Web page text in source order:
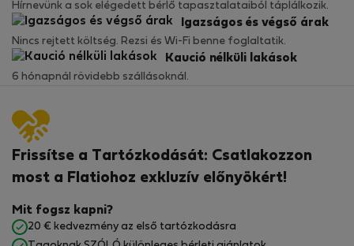
Hírnevünk a sok elégedett bérlő tapasztalataiból táplálkozik.
Igazságos és végső árak
Nincs rejtett költség. Rezsi és Wi-Fi benne foglaltatik.
Kaució nélküli lakások
6 hónapnál rövidebb szállásoknál.
Frissítse a Tartózkodását: Csatlakozzon
most a Flatiohoz exkluzív előnyökért!
Mit fogsz kapni?
20 € kedvezmény az első tartózkodásra